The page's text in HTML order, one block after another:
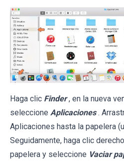
Haga clic Finder , en la nueva
seleccione Aplicaciones .
Aplicaciones hasta la papelera
Seguidamente, haga clic
papelera y seleccione Vaciar